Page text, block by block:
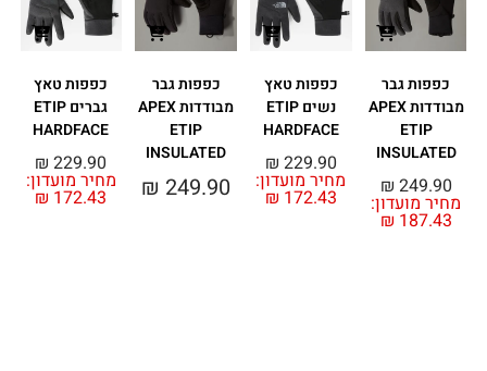
כפפות גבר
מבודדות APEX
ETIP
INSULATED
מחיר מועדון:
₪ 187.43
₪ 249.90
כפפות טאץ
נשים ETIP
HARDFACE
מחיר מועדון:
₪ 172.43
₪ 229.90
כפפות גבר
מבודדות APEX
ETIP
INSULATED
₪ 249.90
כפפות טאץ
גברים ETIP
HARDFACE
מחיר מועדון:
₪ 172.43
₪ 229.90